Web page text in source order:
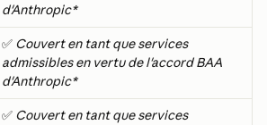
d'Anthropic*
✅ Couvert en tant que services
admissibles en vertu de l'accord BAA
d'Anthropic*
✅ Couvert en tant que services